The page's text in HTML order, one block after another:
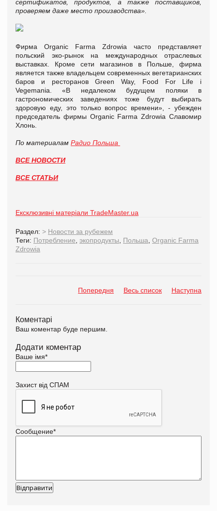
сертификатов, продуктов, а также поставщиков,
проверяем даже место производства».
Фирма Organic Farma Zdrowia часто представляет
польский эко-рынок на международных отраслевых
выставках. Кроме сети магазинов в Польше, фирма
является также владельцем современных вегетарианских
баров и ресторанов Green Way, Food For Life i
Vegemania. «В недалеком будущем поляки в
гастрономических заведениях тоже будут выбирать
здоровую еду, это только вопрос времени», - убежден
председатель фирмы Organic Farma Zdrowia Славомир
Хлонь.
По материалам Радио Польша
ВСЕ НОВОСТИ
ВСЕ СТАТЬИ
Ексклюзивні матеріали TradeMaster.ua
Раздел: > Новости за рубежем
Теги: Потребление экопродукты Польша Organic Farma
Zdrowia
Попередня Весь список Наступна
Коментарі
Ваш коментар буде першим.
Додати коментар
Ваше імя*
Захист від СПАМ
Сообщение*